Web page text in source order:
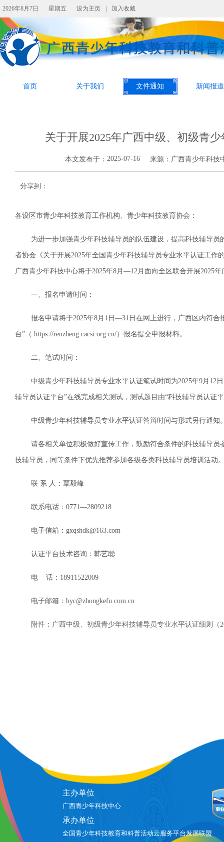
2026年8月7日 星期五 设为主页 加入收藏
首页 关于我们 文件通知 新闻报道
关于开展2025年广西中级、初级青
本文发布于： 2025-07-16 来源： 广西青少年科技
分享到：
各设区市青少年科技教育工作机构、青少年科技教育协会：
为进一步加强青少年科技辅导员的队伍建设，提高科技辅导员
者协会《关于开展2025年全国青少年科技辅导员专业水平认证工作
广西青少年科技中心将于2025年8月—12月面向全区联合开展2025
一、报名申请时间：
报名申请将于2025年8月1日—31日在网上进行，广西区内符合
台”（ https://renzheng.cacsi.org.cn/）报名提交申报材料。
二、笔试时间：
中级青少年科技辅导员专业水平认证笔试时间为2025年9月12
辅导员认证平台”在线完成相关测试，测试题目由“科技辅导员认证
中级青少年科技辅导员专业水平认证答辩时间与形式另行通知
请各相关单位积极做好宣传工作，鼓励符合条件的科技辅导员
技辅导员，同等条件下优先推荐参加各级各类科技辅导员培训活动
联 系 人：覃毅峰
联系电话：0771—2809218
电子信箱：gxqshdk@163.com
认证平台技术咨询：韩艺聪
电 话：18911522009
电子邮箱：hyc@zhongkefu.com.cn
附件：广西中级、初级青少年科技辅导员专业水平认证细则（
主办单位
广西青少年科技中心
承办单位
全国青少年科技教育和科普活动云服务平台发展联盟